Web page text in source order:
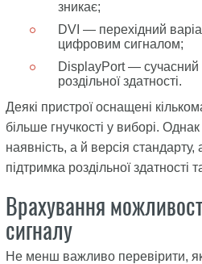
зникає;
DVI — перехідний
цифровим сигналом;
DisplayPort — сучасний
роздільної здатності.
Деякі пристрої оснащені
більше гнучкості у виборі.
наявність, а й версія
підтримка роздільної здатності
Врахування
сигналу
Не менш важливо перевірити,